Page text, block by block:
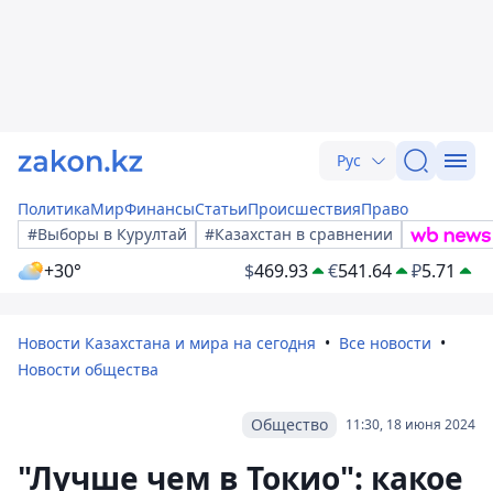
Рус
ПолитикаМирФинансыСтатьиПроисшествияПраво
#Выборы в Курултай
#Казахстан в сравнении
+30° $469.93 €541.64 ₽5.71
Новости Казахстана и мира на сегодня
Все новости
Новости общества
11:30, 18 июня 2024
Общество
"Лучше чем в Токио": какое